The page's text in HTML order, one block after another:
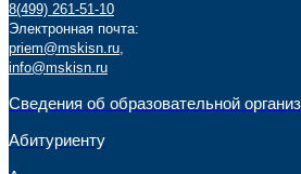
8(499) 261-51-10
Электронная почта:
priem@mskisn.ru,
info@mskisn.ru
Сведения об образовательной
Абитуриенту